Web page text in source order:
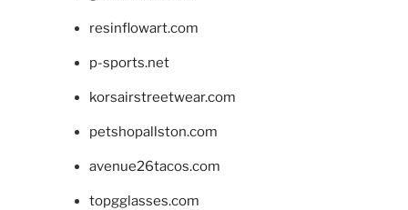
resinflowart.com
p-sports.net
korsairstreetwear.com
petshopallston.com
avenue26tacos.com
topgglasses.com